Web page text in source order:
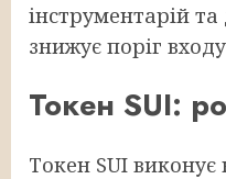
інструментарій
знижує поріг
Токен SUI:
Токен SUI виконує